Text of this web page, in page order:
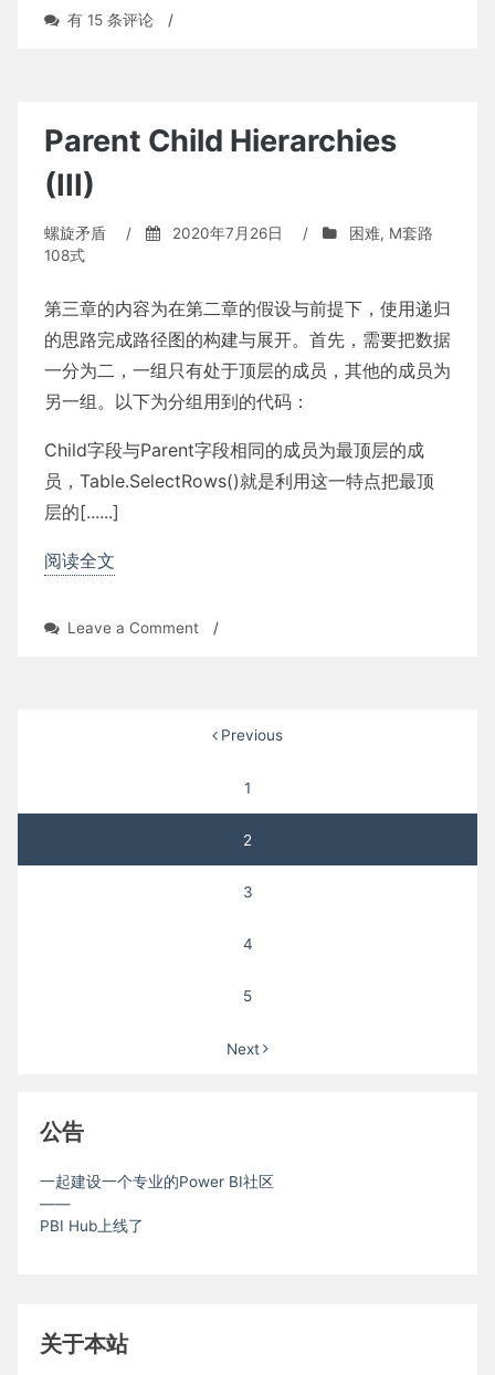
多
有 15 条评论 /
Parent Child Hierarchies
(III)
螺旋矛盾 / 2020年7月26日 / 困难, M套路
108式
第三章的内容为在第二章的假设与前提下，使用递归
的思路完成路径图的构建与展开。首先，需要把数据
一分为二，一组只有处于顶层的成员，其他的成员为
另一组。以下为分组用到的代码：
Child字段与Parent字段相同的成员为最顶层的成
员，Table.SelectRows()就是利用这一特点把最顶
层的[......]
阅读全文
Leave a Commenton/
分
Previous
1
2
3
4
5
Next
公告
一起建设一个专业的Power BI社区
——
PBI Hub上线了
关于本站